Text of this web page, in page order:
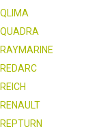
QLIMA
QUADRA
RAYMARINE
REDARC
REICH
RENAULT
REPTURN